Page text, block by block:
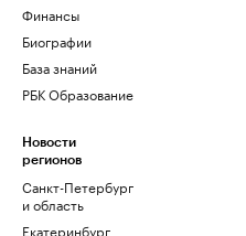
Финансы
Биографии
База знаний
РБК Образование
Новости
регионов
Санкт-Петербург
и область
Екатеринбург